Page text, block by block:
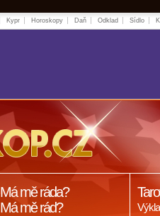
Kypr Horoskopy Daň Odklad Sídlo
Má mě ráda?
Má mě rád?